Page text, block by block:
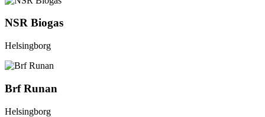
NSR Biogas
Helsingborg
Brf Runan
Helsingborg